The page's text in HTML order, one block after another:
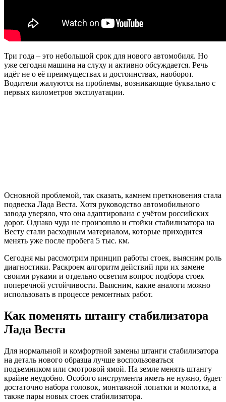
Три года – это небольшой срок для нового автомобиля. Но
уже сегодня машина на слуху и активно обсуждается. Речь
идёт не о её преимуществах и достоинствах, наоборот.
Водители жалуются на проблемы, возникающие буквально с
первых километров эксплуатации.
Основной проблемой, так сказать, камнем преткновения стала
подвеска Лада Веста. Хотя руководство автомобильного
завода уверяло, что она адаптирована с учётом российских
дорог. Однако чуда не произошло и стойки стабилизатора на
Весту стали расходным материалом, которые приходится
менять уже после пробега 5 тыс. км.
Сегодня мы рассмотрим принцип работы стоек, выясним роль
диагностики. Раскроем алгоритм действий при их замене
своими руками и отдельно осветим вопрос подбора стоек
поперечной устойчивости. Выясним, какие аналоги можно
использовать в процессе ремонтных работ.
Как поменять штангу стабилизатора
Лада Веста
Для нормальной и комфортной замены штанги стабилизатора
на деталь нового образца лучше воспользоваться
подъемником или смотровой ямой. На земле менять штангу
крайне неудобно. Особого инструмента иметь не нужно, будет
достаточно набора головок, монтажной лопатки и молотка, а
также пары новых стоек стабилизатора.